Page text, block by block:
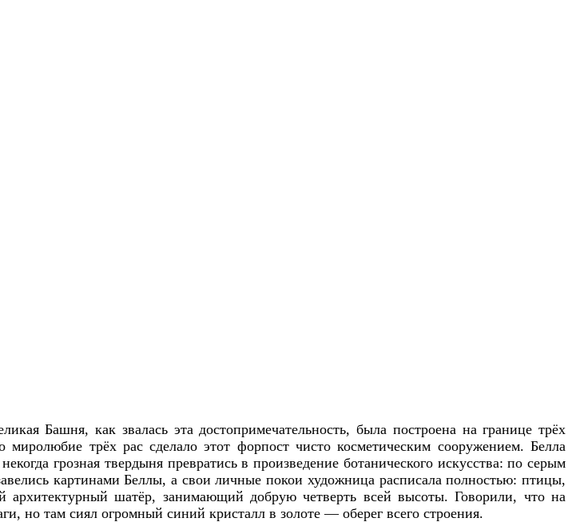
Башня, как звалась эта достопримечательность, была построена на границе трёх
трёх рас сделало этот форпост чисто косметическим сооружением. Белла
грозная твердыня превратись в произведение ботанического искусства: по серым
картинами Беллы, а свои личные покои художница расписала полностью: птицы,
шатёр, занимающий добрую четверть всей высоты. Говорили, что на
но там сиял огромный синий кристалл в золоте — оберег всего строения.